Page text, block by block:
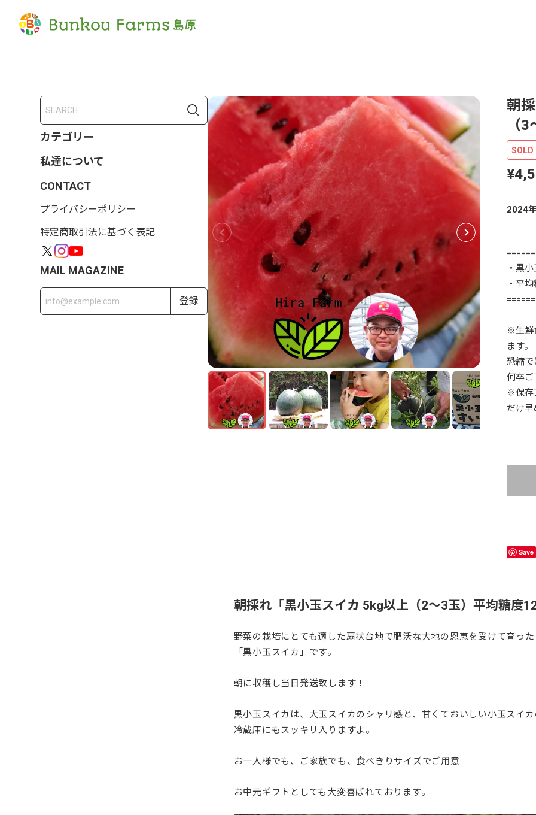
カテゴリー
私達について
CONTACT
プライバシーポリシー
特定商取引法に基づく表記
MAIL MAGAZINE
登録
朝
（
SOLD
2024
・黒
・平
※生鮮
ます。
恐縮で
何卒
※保存
だけ
Save
朝採れ「黒小玉スイカ 5kg以上（2～3玉）平均糖度
野菜の栽培にとても適した扇状台地で肥沃な大地の恩恵を受けて育った
「黒小玉スイカ」です。
朝に収穫し当日発送致します！
黒小玉スイカは、大玉スイカのシャリ感と、甘くておいしい小玉スイ
冷蔵庫にもスッキリ入りますよ。
お一人様でも、ご家族でも、食べきりサイズでご用意
お中元ギフトとしても大変喜ばれております。